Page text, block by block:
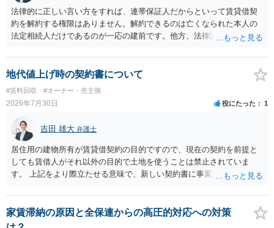
法律的に正しい言い方をすれば、連帯保証人だからといって賃貸借契
約を解約する権限はありません。解約できるのは亡くなられた本人の
法定相続人だけであるのが一応の建前です。他方、法律論はさてお
する動機づけがなくなります。 今回進められつつある手続はあくまで
も、建物を賃貸人に一日も早く明け渡すための便宜的方法として理解
するのが良いと思います。またその方法で進めた方が、連帯保証人で
あるお知り合いさんにとっても、自身の経済的負担を最小限に食い止
められるため望ましいやり方だといえます。
地代値上げ時の契約書について
#賃料回収 #オーナー・売主側
2026年7月30日 役にたった 1
吉田 雄大 弁護士
居住用の建物所有が賃貸借契約の目的ですので、現在の契約を前提と
しても賃借人がそれ以外の目的で土地を使うことは禁止されていま
す。 上記をより際立たせる意味で、新しい契約書に事業用として用い
交渉である以上賃借人が拒んだ場合には入りませんが、提案するのは
良い方法と思います。
家賃滞納の原因と全保連からの高圧的対応への対策